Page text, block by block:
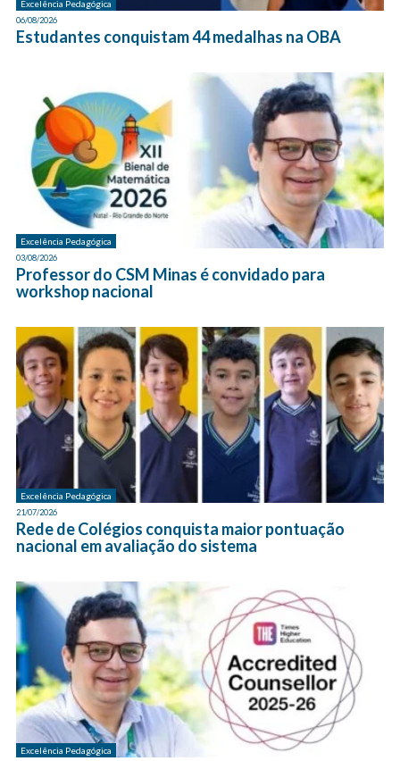
Excelência Pedagógica
06/08/2026
Estudantes conquistam 44 medalhas na OBA
Excelência Pedagógica
03/08/2026
Professor do CSM Minas é convidado para
workshop nacional
Excelência Pedagógica
21/07/2026
Rede de Colégios conquista maior pontuação
nacional em avaliação do sistema
Excelência Pedagógica